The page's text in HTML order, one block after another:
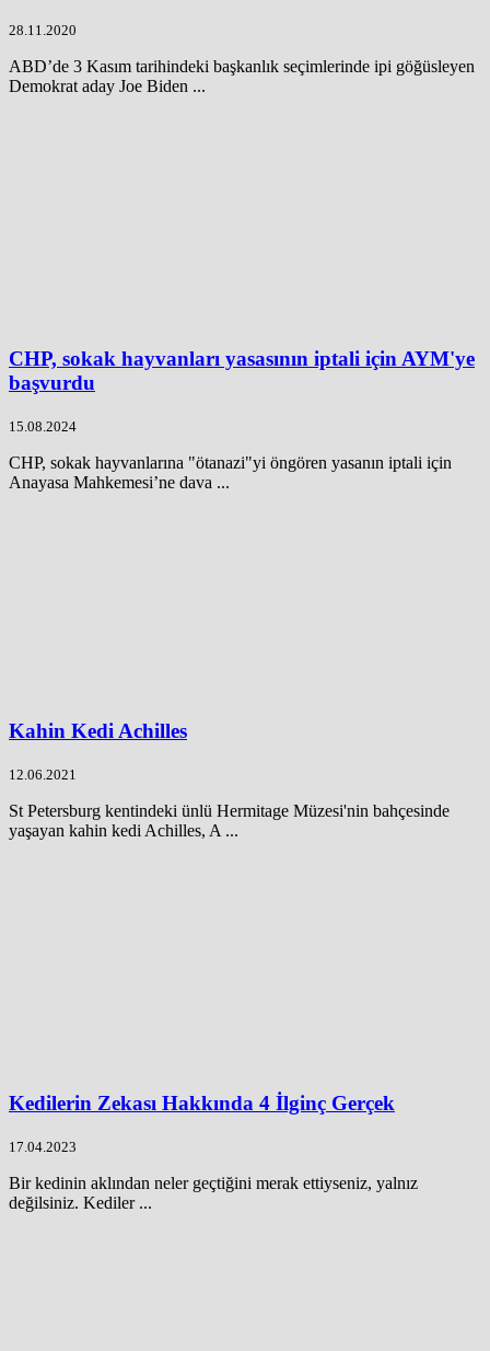
28.11.2020
ABD’de 3 Kasım tarihindeki başkanlık seçimlerinde ipi göğüsleyen
Demokrat aday Joe Biden ...
CHP, sokak hayvanları yasasının iptali için AYM'ye
başvurdu
15.08.2024
CHP, sokak hayvanlarına "ötanazi"yi öngören yasanın iptali için
Anayasa Mahkemesi’ne dava ...
Kahin Kedi Achilles
12.06.2021
St Petersburg kentindeki ünlü Hermitage Müzesi'nin bahçesinde
yaşayan kahin kedi Achilles, A ...
Kedilerin Zekası Hakkında 4 İlginç Gerçek
17.04.2023
Bir kedinin aklından neler geçtiğini merak ettiyseniz, yalnız
değilsiniz. Kediler ...